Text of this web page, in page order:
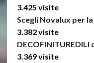
3.425 visite
Scegli Novalux per
3.382 visite
3.369 visite